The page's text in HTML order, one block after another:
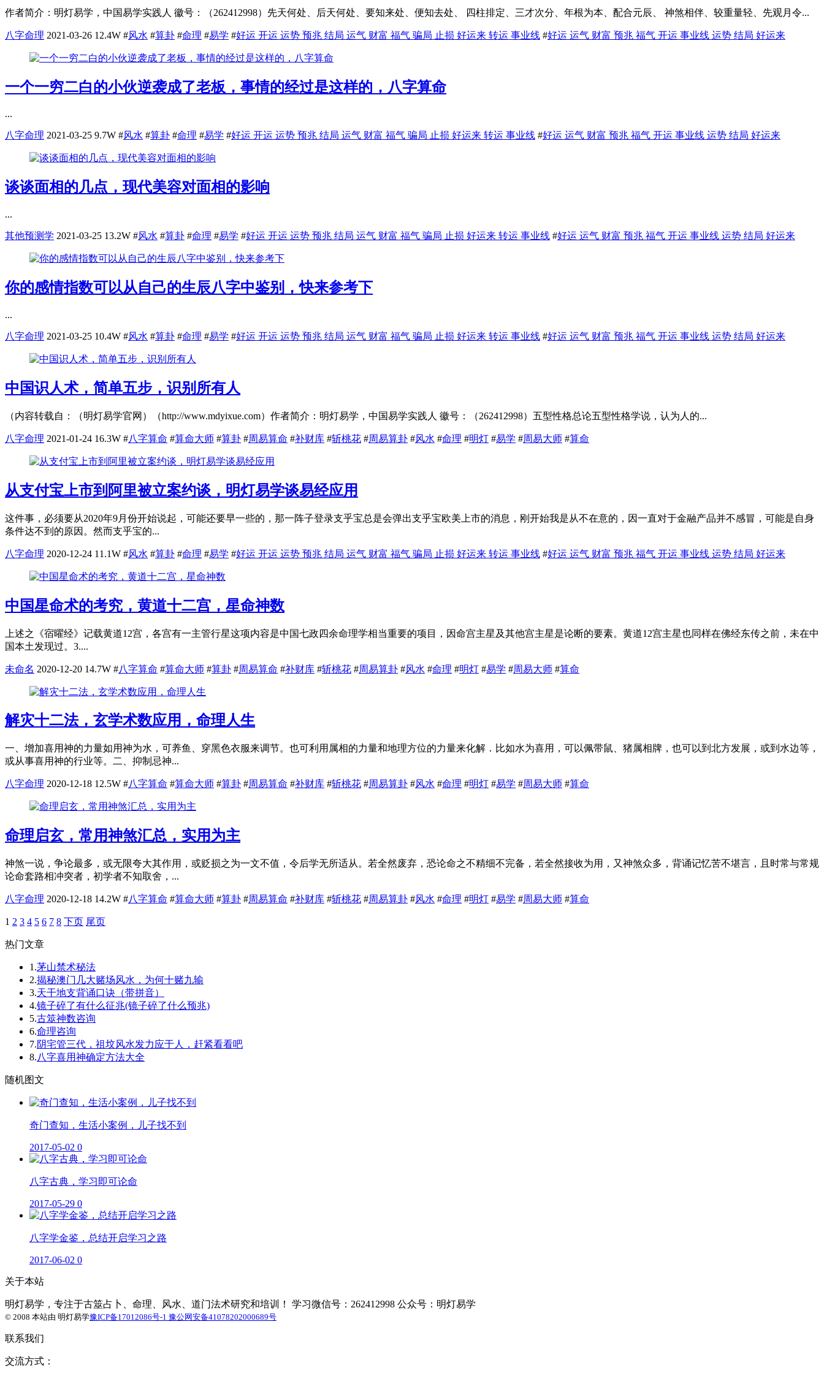
作者简介：明灯易学，中国易学实践人 徽号：（262412998）先天何处、后天何处、要知来处、便知去处、 四柱排定、三才次分、年根为本、配合元辰、 神煞相伴、较重量轻、先观月令...
八字命理 2021-03-26 12.4W #风水 #算卦 #命理 #易学 #好运 开运 运势 预兆 结局 运气 财富 福气 骗局 止损 好运来 转运 事业线 #好运 运气 财富 预兆 福气 开运 事业线 运势 结局 好运来
一个一穷二白的小伙逆袭成了老板，事情的经过是这样的，八字算命
...
八字命理 2021-03-25 9.7W #风水 #算卦 #命理 #易学 #好运 开运 运势 预兆 结局 运气 财富 福气 骗局 止损 好运来 转运 事业线 #好运 运气 财富 预兆 福气 开运 事业线 运势 结局 好运来
谈谈面相的几点，现代美容对面相的影响
...
其他预测学 2021-03-25 13.2W #风水 #算卦 #命理 #易学 #好运 开运 运势 预兆 结局 运气 财富 福气 骗局 止损 好运来 转运 事业线 #好运 运气 财富 预兆 福气 开运 事业线 运势 结局 好运来
你的感情指数可以从自己的生辰八字中鉴别，快来参考下
...
八字命理 2021-03-25 10.4W #风水 #算卦 #命理 #易学 #好运 开运 运势 预兆 结局 运气 财富 福气 骗局 止损 好运来 转运 事业线 #好运 运气 财富 预兆 福气 开运 事业线 运势 结局 好运来
中国识人术，简单五步，识别所有人
（内容转载自：（明灯易学官网）（http://www.mdyixue.com）作者简介：明灯易学，中国易学实践人 徽号：（262412998）五型性格总论五型性格学说，认为人的...
八字命理 2021-01-24 16.3W #八字算命 #算命大师 #算卦 #周易算命 #补财库 #斩桃花 #周易算卦 #风水 #命理 #明灯 #易学 #周易大师 #算命
从支付宝上市到阿里被立案约谈，明灯易学谈易经应用
这件事，必须要从2020年9月份开始说起，可能还要早一些的，那一阵子登录支乎宝总是会弹出支乎宝欧美上市的消息，刚开始我是从不在意的，因一直对于金融产品并不感冒，可能是自身
条件达不到的原因。然而支乎宝的...
八字命理 2020-12-24 11.1W #风水 #算卦 #命理 #易学 #好运 开运 运势 预兆 结局 运气 财富 福气 骗局 止损 好运来 转运 事业线 #好运 运气 财富 预兆 福气 开运 事业线 运势 结局 好运来
中国星命术的考究，黄道十二宫，星命神数
上述之《宿曜经》记载黄道12宫，各宫有一主管行星这项内容是中国七政四余命理学相当重要的项目，因命宫主星及其他宫主星是论断的要素。黄道12宫主星也同样在佛经东传之前，未在中
国本土发现过。3....
未命名 2020-12-20 14.7W #八字算命 #算命大师 #算卦 #周易算命 #补财库 #斩桃花 #周易算卦 #风水 #命理 #明灯 #易学 #周易大师 #算命
解灾十二法，玄学术数应用，命理人生
一、增加喜用神的力量如用神为水，可养鱼、穿黑色衣服来调节。也可利用属相的力量和地理方位的力量来化解．比如水为喜用，可以佩带鼠、猪属相牌，也可以到北方发展，或到水边等，
或从事喜用神的行业等。二、抑制忌神...
八字命理 2020-12-18 12.5W #八字算命 #算命大师 #算卦 #周易算命 #补财库 #斩桃花 #周易算卦 #风水 #命理 #明灯 #易学 #周易大师 #算命
命理启玄，常用神煞汇总，实用为主
神煞一说，争论最多，或无限夸大其作用，或贬损之为一文不值，令后学无所适从。若全然废弃，恐论命之不精细不完备，若全然接收为用，又神煞众多，背诵记忆苦不堪言，且时常与常规
论命套路相冲突者，初学者不知取舍，...
八字命理 2020-12-18 14.2W #八字算命 #算命大师 #算卦 #周易算命 #补财库 #斩桃花 #周易算卦 #风水 #命理 #明灯 #易学 #周易大师 #算命
1 2 3 4 5 6 7 8 下页 尾页
热门文章
1.茅山禁术秘法
2.揭秘澳门几大赌场风水，为何十赌九输
3.天干地支背诵口诀（带拼音）
4.镜子碎了有什么征兆(镜子碎了什么预兆)
5.古筮神数咨询
6.命理咨询
7.阴宅管三代，祖坟风水发力应于人，赶紧看看吧
8.八字喜用神确定方法大全
随机图文
奇门查知，生活小案例，儿子找不到
2017-05-02 0
八字古典，学习即可论命
2017-05-29 0
八字学金鉴，总结开启学习之路
2017-06-02 0
关于本站
明灯易学，专注于古筮占卜、命理、风水、道门法术研究和培训！ 学习微信号：262412998 公众号：明灯易学
© 2008 本站由 明灯易学豫ICP备17012086号-1 豫公网安备41078202000689号
联系我们
交流方式：